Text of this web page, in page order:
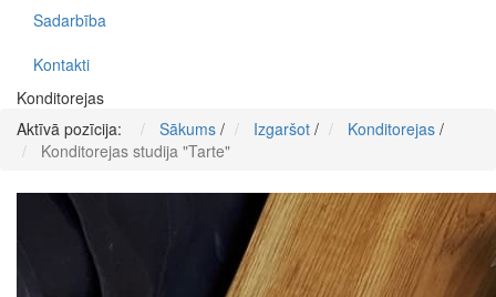
Sadarbība
Kontakti
Konditorejas
Aktīvā pozīcija:
Sākums / Izgaršot / Konditorejas /
Konditorejas studija "Tarte"